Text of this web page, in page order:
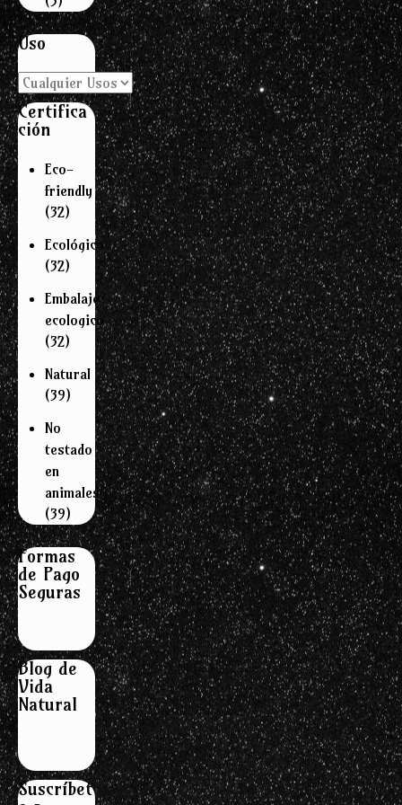
Uso
Certifica
ción
Eco-
friendly
(32)
Ecológico
(32)
Embalaje
ecologico
(32)
Natural
(39)
No
testado
en
animales
(39)
Formas
de Pago
Seguras
Blog de
Vida
Natural
Suscríbet